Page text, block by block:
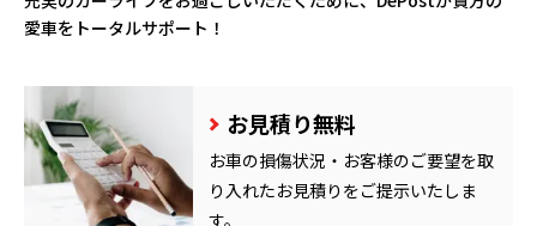
愛車をトータルサポート！
お見積り無料
お車の損傷状況・お客様のご要望を取
り入れたお見積りをご提示いたしま
す。